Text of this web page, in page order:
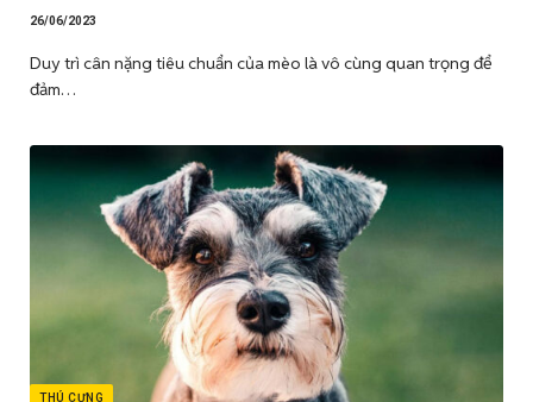
26/06/2023
Duy trì cân nặng tiêu chuẩn của mèo là vô cùng quan trọng để
đảm…
THÚ CƯNG